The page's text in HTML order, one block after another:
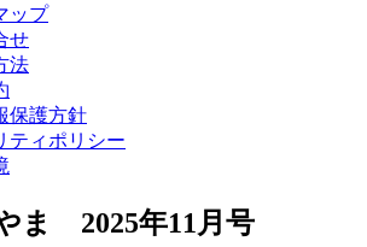
ップ
せ
法
保護方針
ティポリシー
ま 2025年11月号